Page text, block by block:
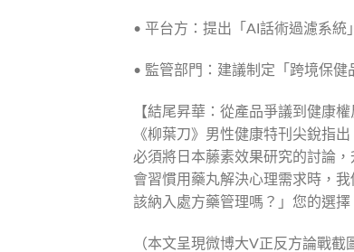
• 平台方：提出「AI話術過濾系統
• 監管部門：建議制定「跨境保
【結尾昇華：從產品爭議到健康權
《柳葉刀》男性健康特刊尖銳指
必須將日本藤素效果研究的討論
會習慣用藥丸解決心理需求時，
該納入處方藥管理嗎？」您的選
（本文呈現微博大V正反方論戰